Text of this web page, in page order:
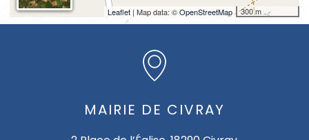
300 m
Leaflet| Map data: ©OpenStreetMap
MAIRIE DE CIVRAY